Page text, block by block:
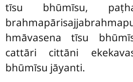
tīsu bhūmīsu,
hmāvasena tīsu
cattāri cittāni
bhūmīsu jāyanti.